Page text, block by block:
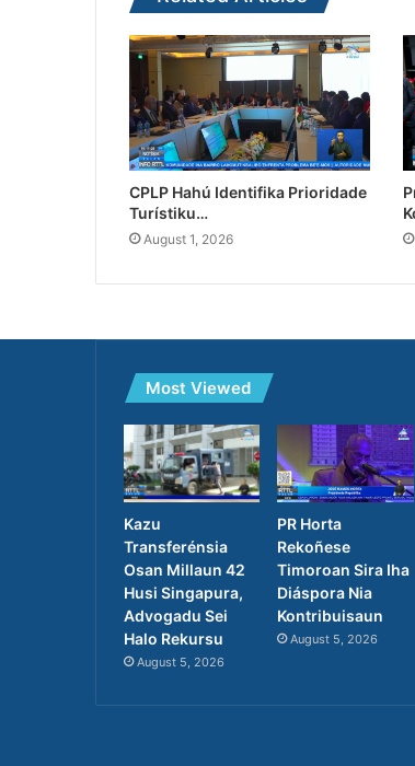
CPLP Hahú Identifika Prioridade
Turístiku…
August 1, 2026
Most Viewed
Kazu
Transferénsia
Osan Millaun 42
Husi Singapura,
Advogadu Sei
Halo Rekursu
August 5, 2026
PR Horta
Rekoñese
Timoroan Sira Iha
Diáspora Nia
Kontribuisaun
August 5, 2026